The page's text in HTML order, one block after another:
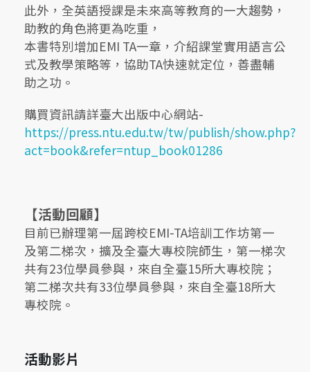
此外，全英語授課是未來高等教育的一大趨勢，
助教的角色將更為吃重，
本書特別增加EMI TA一章，介紹課堂實用語言公
式及教學策略等，協助TA快速就定位，善盡輔
助之功。
購買資訊請詳臺大出版中心網站-
https://press.ntu.edu.tw/tw/publish/show.php?
act=book&refer=ntup_book01286
【活動回顧】
目前已辦理第一屆跨校EMI-TA培訓工作坊第一
及第二梯次，擴及全臺大專校院師生，第一梯次
共有23位學員參與，來自全臺15所大專校院；
第二梯次共有33位學員參與，來自全臺18所大
專校院。
活動影片